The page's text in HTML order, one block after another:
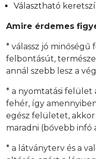
Választható
Amire érdemes
* válassz jó minőségű
felbontásút,
annál szebb lesz a
* a nyomtatási felület
fehér, így
egész felületet, akkor
maradni (bővebb infó
* a látványterv és a